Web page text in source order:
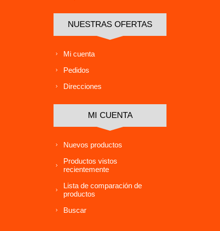
NUESTRAS OFERTAS
Mi cuenta
Pedidos
Direcciones
MI CUENTA
Nuevos productos
Productos vistos
recientemente
Lista de comparación de
productos
Buscar